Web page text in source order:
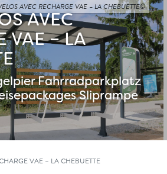
AVEC
VAE – LA
Fahrradparkplatz
Sliprampe
AVEC RECHARGE VAE – LA CHEBUETTE©
VAE – LA CHEBUETTE